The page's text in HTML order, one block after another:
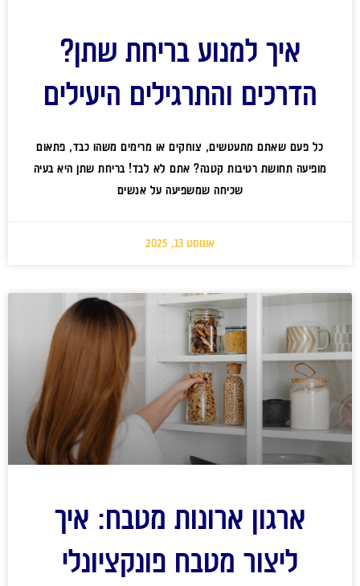
איך למנוע בריחת שתן?
הדרכים והתרגילים היעילים
כל פעם שאתם מתעטשים, צוחקים או מרימים משהו כבד, פתאום
מופיעה תחושת רטיבות קטנה? אתם לא לבד! בריחת שתן היא בעיה
שכיחה שמשפיעה על אנשים
אוגוסט 13, 2025
ארגון ארונות מטבח: איך
ליצור מטבח פונקציונלי